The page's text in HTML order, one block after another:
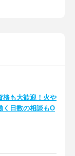
格も大歓迎！火や
日数の相談もO